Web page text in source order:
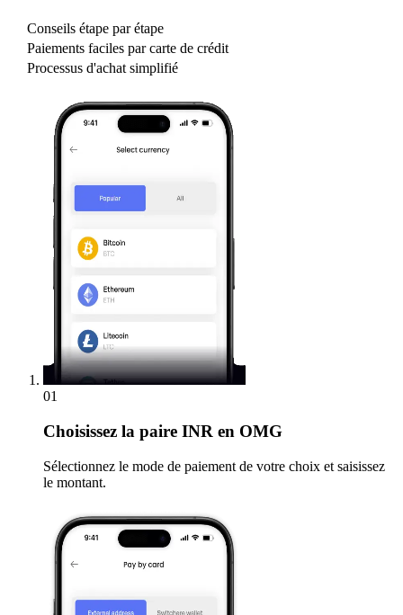
Conseils étape par étape
Paiements faciles par carte de crédit
Processus d'achat simplifié
01
Choisissez la paire INR en OMG
Sélectionnez le mode de paiement de votre choix et saisissez
le montant.